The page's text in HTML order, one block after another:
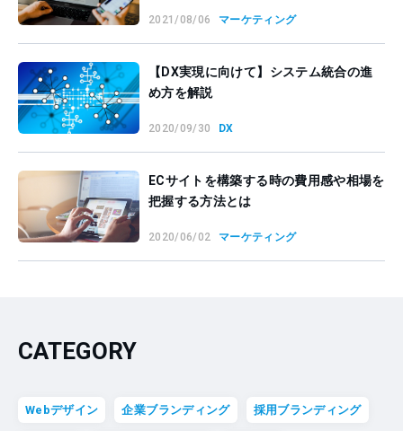
2021/08/06 マーケティング
【DX実現に向けて】システム統合の進
め方を解説
2020/09/30 DX
ECサイトを構築する時の費用感や相場を
把握する方法とは
2020/06/02 マーケティング
CATEGORY
Webデザイン 企業ブランディング 採用ブランディング